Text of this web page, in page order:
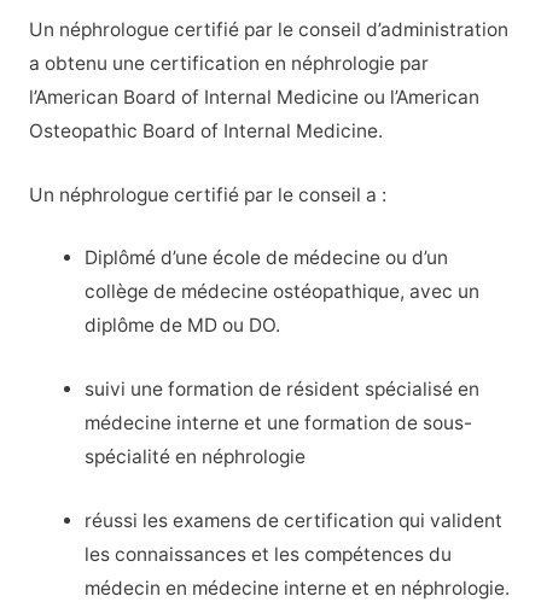
Un néphrologue certifié par le conseil d’administration
a obtenu une certification en néphrologie par
l’American Board of Internal Medicine ou l’American
Osteopathic Board of Internal Medicine.
Un néphrologue certifié par le conseil a :
Diplômé d’une école de médecine ou d’un
collège de médecine ostéopathique, avec un
diplôme de MD ou DO.
suivi uneformation de résident spécialiséen
médecine interne et une formation de sous-
spécialité en néphrologie
réussi les examens de certification qui valident
les connaissances et les compétences du
médecin en médecine interne et en néphrologie.